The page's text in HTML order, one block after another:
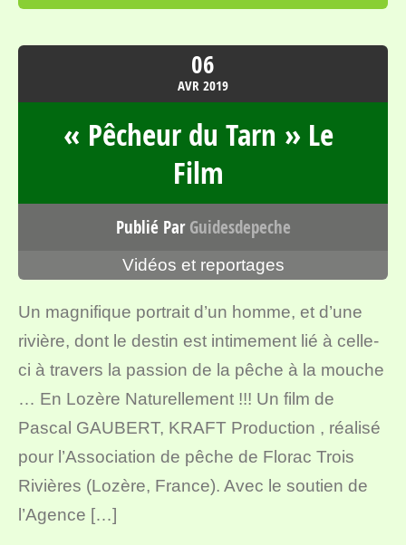
06
AVR2019
« Pêcheur du Tarn » Le
Film
Publié ParGuidesdepeche
Vidéos et reportages
Un magnifique portrait d’un homme, et d’une
rivière, dont le destin est intimement lié à celle-
ci à travers la passion de la pêche à la mouche
… En Lozère Naturellement !!! Un film de
Pascal GAUBERT, KRAFT Production , réalisé
pour l’Association de pêche de Florac Trois
Rivières (Lozère, France). Avec le soutien de
l’Agence […]